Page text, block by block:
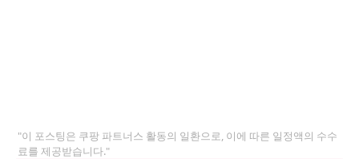
"이 포스팅은 쿠팡 파트너스 활동의 일환으로, 이에 따른 일정액의 수수
료를 제공받습니다."